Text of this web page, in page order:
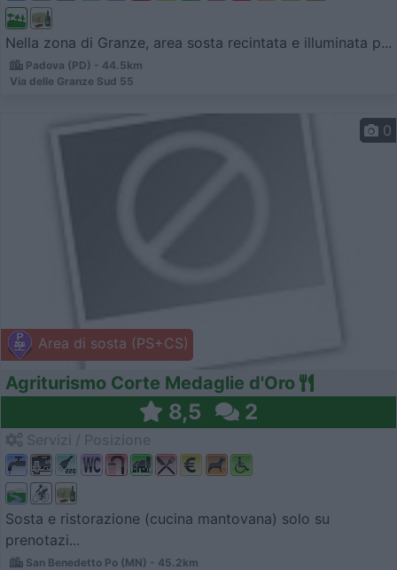
Nella zona di Granze, area sosta recintata e illuminata p...
Padova (PD) - 44.5km
Via delle Granze Sud 55
Area di sosta (PS+CS)
0
Agriturismo Corte Medaglie d'Oro
8,5 2
Sosta e ristorazione (cucina mantovana) solo su
prenotazi...
San Benedetto Po (MN) - 45.2km